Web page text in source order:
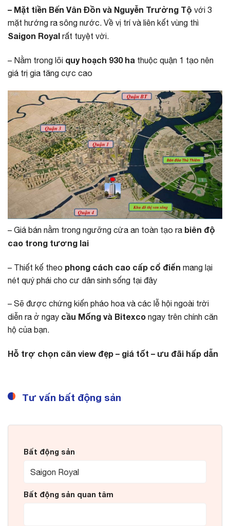
– Mặt tiền Bến Vân Đồn và Nguyễn Trường Tộ với 3
mặt hướng ra sông nước. Về vị trí và liên kết vùng thì
Saigon Royal rất tuyệt vời.
– Nằm trong lõi quy hoạch 930 ha thuộc quận 1 tạo nên
giá trị gia tăng cực cao
– Giá bán nằm trong ngưỡng cửa an toàn tạo ra biên độ
cao trong tương lai
– Thiết kế theo phong cách cao cấp cổ điển mang lại
nét quý phái cho cư dân sinh sống tại đây
– Sẽ được chứng kiến pháo hoa và các lễ hội ngoài trời
diễn ra ở ngay cầu Mống và Bitexco ngay trên chính căn
hộ của bạn.
Hỗ trợ chọn căn view đẹp – giá tốt – ưu đãi hấp dẫn
Tư vấn bất động sản
Bất động sản
Bất động sản quan tâm